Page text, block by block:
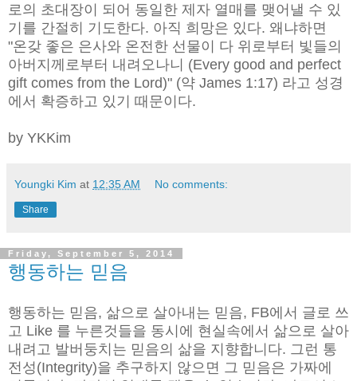
로의 초대장이 되어 동일한 제자 열매를 맺어낼 수 있
기를 간절히 기도한다. 아직 희망은 있다. 왜냐하면
"온갖 좋은 은사와 온전한 선물이 다 위로부터 빛들의
아버지께로부터 내려오나니 (Every good and perfect
gift comes from the Lord)" (약 James 1:17) 라고 성경
에서 확증하고 있기 때문이다.
by YKKim
Youngki Kim at 12:35 AM No comments:
Share
Friday, September 5, 2014
행동하는 믿음
행동하는 믿음, 삶으로 살아내는 믿음, FB에서 글로 쓰
고 Like 를 누른것들을 동시에 현실속에서 삶으로 살아
내려고 발버둥치는 믿음의 삶을 지향합니다. 그런 통
전성(Integrity)을 추구하지 않으면 그 믿음은 가짜에